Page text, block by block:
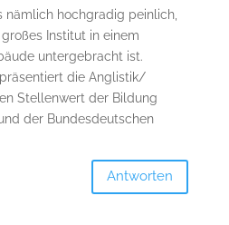
nämlich hochgradig peinlich,
Institut in einem
untergebracht ist.
die Anglistik/
Stellenwert der Bildung
der Bundesdeutschen
Antworten